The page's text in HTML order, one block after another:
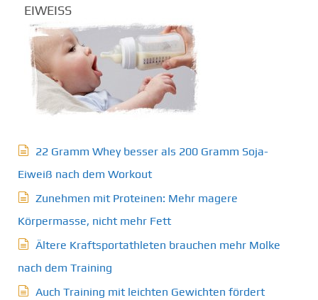
EIWEISS
22 Gramm Whey besser als 200 Gramm Soja-
Eiweiß nach dem Workout
Zunehmen mit Proteinen: Mehr magere
Körpermasse, nicht mehr Fett
Ältere Kraftsportathleten brauchen mehr Molke
nach dem Training
Auch Training mit leichten Gewichten fördert